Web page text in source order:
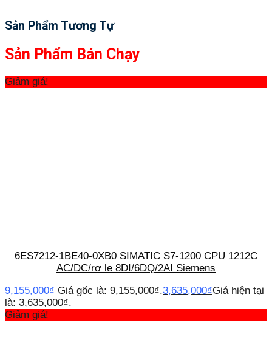
Sản Phẩm Tương Tự
Sản Phẩm Bán Chạy
Giảm giá!
6ES7212-1BE40-0XB0 SIMATIC S7-1200 CPU 1212C
AC/DC/rơ le 8DI/6DQ/2AI Siemens
9,155,000₫ Giá gốc là: 9,155,000₫.3,635,000₫Giá hiện tại
là: 3,635,000₫.
Giảm giá!